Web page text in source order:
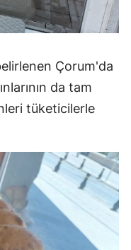
Yozgat
Aksaray
Bayburt
Kırıkkale
Batman
Şırnak
Çorum'da
da tam
tüketicilerle